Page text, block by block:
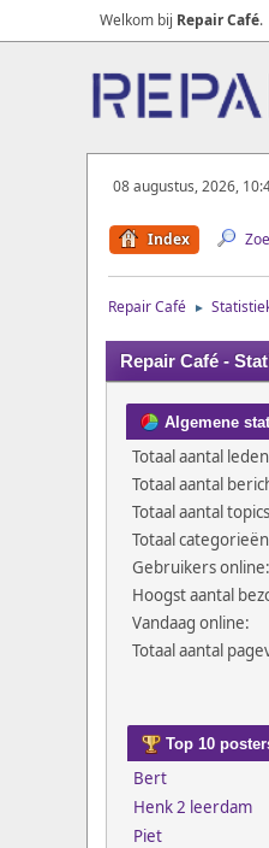
Welkom bij Repair Café.
08 augustus, 2026,
Index
Repair Café ►
Repair Café -
Algemene
Totaal aantal
Totaal aantal
Totaal aantal
Totaal
Gebruikers online:
Hoogst aantal
Vandaag online:
Totaal aantal
Top 10
Bert
Henk 2 leerdam
Piet